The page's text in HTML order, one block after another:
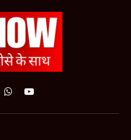
WhatsApp
YouTube